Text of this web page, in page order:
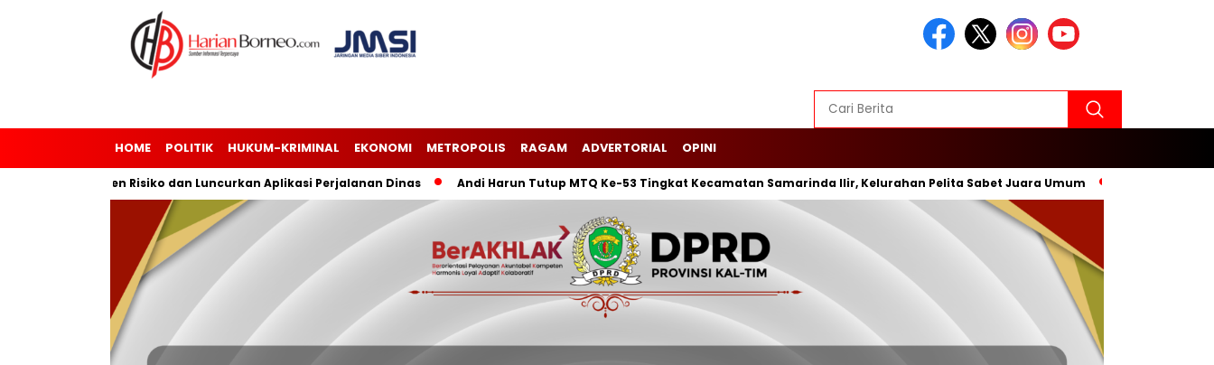
HOME POLITIK HUKUM-KRIMINAL EKONOMI METROPOLIS RAGAM ADVERTORIAL OPINI
Manajemen Risiko dan Luncurkan Aplikasi Perjalanan Dinas Andi Harun Tutup MTQ Ke-53 Tingkat Kecamatan Samarinda Ilir, Kelurahan Pelita Sabet Juara Umum Inovasi Baru, Wali